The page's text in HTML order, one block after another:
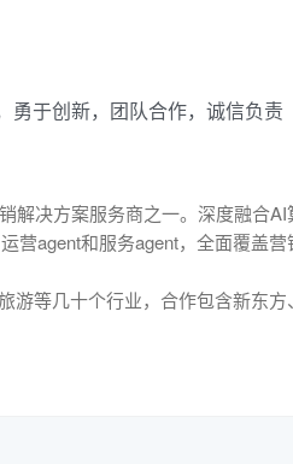
勇于创新，团队合作，诚信负责
决方案服务商之一。深度融合
营agent和服务agent，全面覆盖
等几十个行业，合作包含新东